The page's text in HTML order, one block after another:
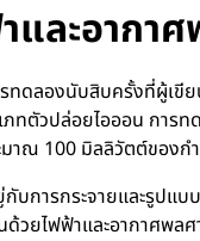
และอากา
ทดลองนับสิบครั้งที่ผู้เ
ภทตัวปล่อยไอออน กา
าณ 100 มิลลิวัตต์ของกำ
การกระจายและรูปแ
วยไฟฟ้าและอากาศพล